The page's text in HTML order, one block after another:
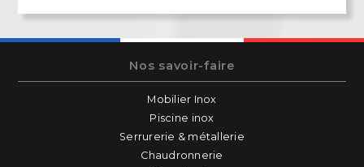
Nos savoir-faire
Mobilier Inox
Piscine inox
Serrurerie & métallerie
Chaudronnerie